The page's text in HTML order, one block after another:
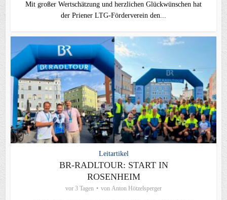
Mit großer Wertschätzung und herzlichen Glückwünschen hat
der Priener LTG‑Förderverein den...
Leitartikel
BR-RADLTOUR: START IN
ROSENHEIM
vor 3 Tagen von Anton Hötzelsperger